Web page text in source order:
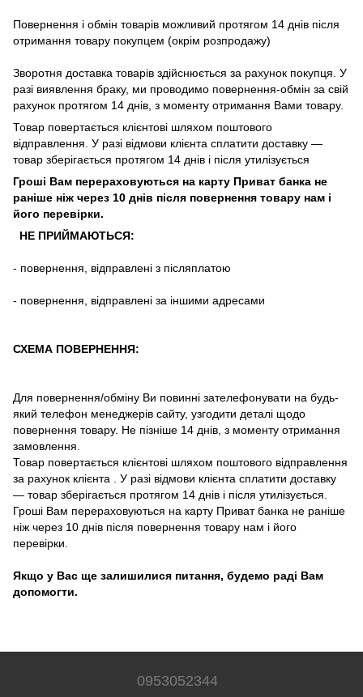
Повернення і обмін товарів можливий протягом 14 днів після
отримання товару покупцем (окрім розпродажу)
Зворотня доставка товарів здійснюється за рахунок покупця У
разі виявлення браку, ми проводимо повернення-обмін за свій
рахунок протягом 14 днів з моменту отримання Вами товару.
Товар повертається клієнтові шляхом поштового
відправлення. У разі відмови клієнта сплатити доставку ―
товар зберігається протягом 14 днів і після утилізується
Гроші Вам перераховуються на карту Приват банка не
раніше ніж через 10 днів після повернення товару нам і
його перевірки.
НЕ ПРИЙМАЮТЬСЯ:
- повернення відправлені з післяплатою
- повернення відправлені за іншими адресами
СХЕМА ПОВЕРНЕННЯ:
Для повернення/обміну Ви повинні зателефонувати на будь-
який телефон менеджерів сайту, узгодити деталі щодо
повернення товару. Не пізніше 14 днів, з моменту отримання
замовлення.
Товар повертається клієнтові шляхом поштового відправлення
за рахунок клієнта . У разі відмови клієнта сплатити доставку
― товар зберігається протягом 14 днів і після утилізується.
Гроші Вам перераховуються на карту Приват банка не раніше
ніж через 10 днів після повернення товару нам і його
перевірки.
Якщо у Вас ще залишилися питання, будемо раді Вам
допомогти.
0953052344